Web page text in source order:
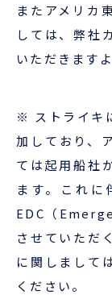
ENGLISH
またアメリカ
しては、弊社
いただきます
※ ストライキ
加しており、
ては起用船社
ます。これに
EDC（
させていただ
に関しまして
ください。